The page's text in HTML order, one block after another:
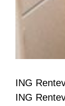
ING
ING